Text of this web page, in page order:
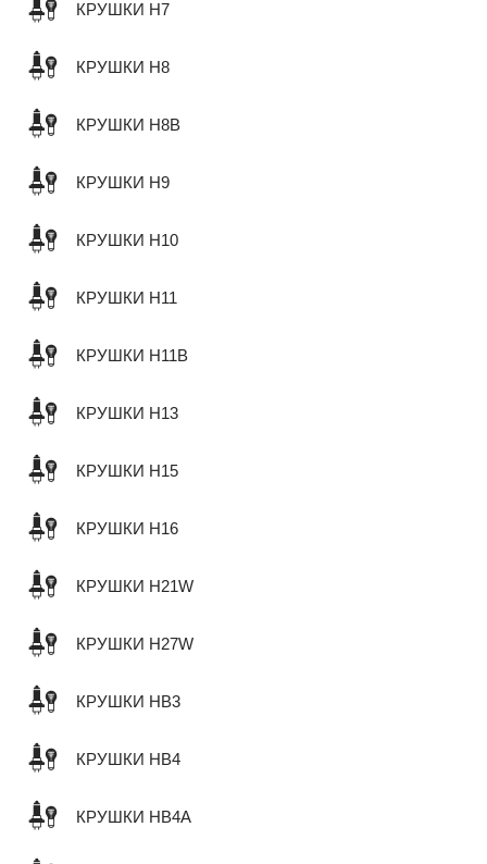
КРУШКИ H7
КРУШКИ H8
КРУШКИ H8B
КРУШКИ H9
КРУШКИ H10
КРУШКИ H11
КРУШКИ H11B
КРУШКИ H13
КРУШКИ H15
КРУШКИ H16
КРУШКИ H21W
КРУШКИ H27W
КРУШКИ HB3
КРУШКИ HB4
КРУШКИ HB4A